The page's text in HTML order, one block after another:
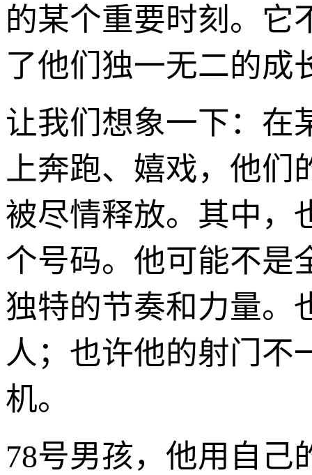
的某个重要时刻。它
了他们独一无二的成
让我们想象一下：在
上奔跑、嬉戏，他们
被尽情释放。其中，
个号码。他可能不是
独特的节奏和力量。
人；也许他的射门不
机。
78号男孩，他用自己